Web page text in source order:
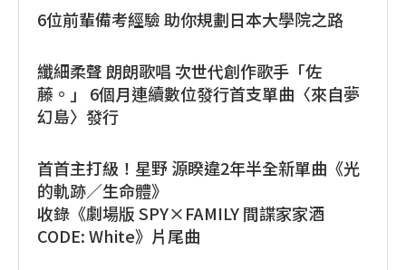
6位前輩備考經驗 助你規劃日本大學院之路
纖細柔聲 朗朗歌唱 次世代創作歌手「佐
藤。」 6個月連續數位發行首支單曲〈來自夢
幻島〉發行
首首主打級！星野 源睽違2年半全新單曲《光
的軌跡／生命體》
收錄《劇場版 SPY×FAMILY 間諜家家酒
CODE: White》片尾曲